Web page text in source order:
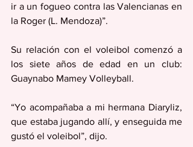
ir a un fogueo contra las Valencianas en
la Roger (L. Mendoza)”.
Su relación con el voleibol comenzó a
los siete años de edad en un club:
Guaynabo Mamey Volleyball.
“Yo acompañaba a mi hermana Diaryliz,
que estaba jugando allí, y enseguida me
gustó el voleibol”, dijo.